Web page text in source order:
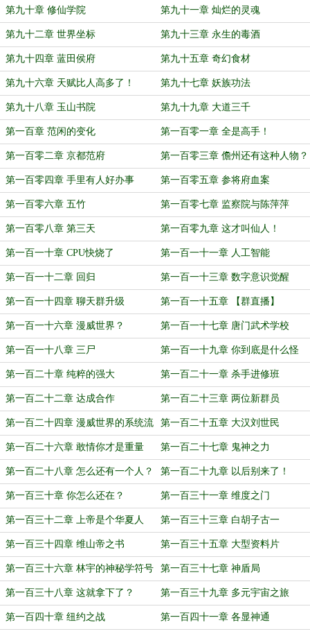
第九十章 修仙学院 第九十一章 灿烂的灵魂
第九十二章 世界坐标 第九十三章 永生的毒酒
第九十四章 蓝田侯府 第九十五章 奇幻食材
第九十六章 天赋比人高多了！ 第九十七章 妖族功法
第九十八章 玉山书院 第九十九章 大道三千
第一百章 范闲的变化 第一百零一章 全是高手！
第一百零二章 京都范府 第一百零三章 儋州还有这种人物？
第一百零四章 手里有人好办事 第一百零五章 参将府血案
第一百零六章 五竹 第一百零七章 监察院与陈萍萍
第一百零八章 第三天 第一百零九章 这才叫仙人！
第一百一十章 CPU快烧了 第一百一十一章 人工智能
第一百一十二章 回归 第一百一十三章 数字意识觉醒
第一百一十四章 聊天群升级 第一百一十五章 【群直播】
第一百一十六章 漫威世界？ 第一百一十七章 唐门武术学校
第一百一十八章 三尸 第一百一十九章 你到底是什么怪
物？！
第一百二十章 纯粹的强大 第一百二十一章 杀手进修班
第一百二十二章 达成合作 第一百二十三章 两位新群员
第一百二十四章 漫威世界的系统流
主角
第一百二十五章 大汉刘世民
第一百二十六章 敢情你才是重量
级！
第一百二十七章 鬼神之力
第一百二十八章 怎么还有一个人？ 第一百二十九章 以后别来了！
第一百三十章 你怎么还在？ 第一百三十一章 维度之门
第一百三十二章 上帝是个华夏人 第一百三十三章 白胡子古一
第一百三十四章 维山帝之书 第一百三十五章 大型资料片
第一百三十六章 林宇的神秘学符号 第一百三十七章 神盾局
第一百三十八章 这就拿下了？ 第一百三十九章 多元宇宙之旅
第一百四十章 纽约之战 第一百四十一章 各显神通